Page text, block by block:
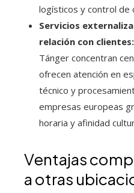
logísticos y control de
Servicios
relación con clientes:
Tánger concentran
ofrecen atención en
técnico y
empresas europeas
horaria y afinidad
Ventajas
a otras